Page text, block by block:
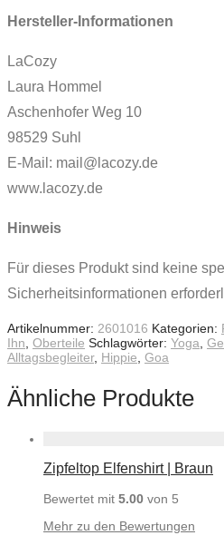
Hersteller-Informationen
LaCozy
Laura Hommel
Aschenhofer Weg 10
98529 Suhl
E-Mail: mail@lacozy.de
www.lacozy.de
Hinweis
Für dieses Produkt sind keine
Sicherheitsinformationen
Artikelnummer: 2601016 Kategorien:
Ihn, Oberteile Schlagwörter: Yoga,
Alltagsbegleiter, Hippie, Goa
Ähnliche Produkte
Zipfeltop Elfenshirt | Braun
Bewertet mit 5.00 von 5
Mehr zu den Bewertungen